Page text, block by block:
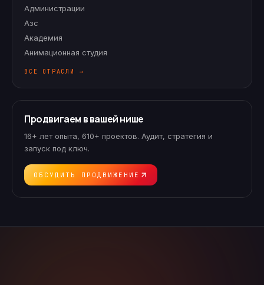
Администрации
Азс
Академия
Анимационная студия
ВСЕ ОТРАСЛИ →
Продвигаем в вашей нише
16+ лет опыта, 610+ проектов. Аудит, стратегия и
запуск под ключ.
ОБСУДИТЬ ПРОДВИЖЕНИЕ